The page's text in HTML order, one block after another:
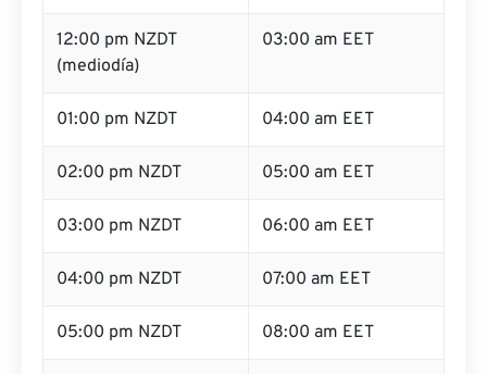
12:00 pm NZDT
(mediodía)
03:00 am EET
01:00 pm NZDT 04:00 am EET
02:00 pm NZDT 05:00 am EET
03:00 pm NZDT 06:00 am EET
04:00 pm NZDT 07:00 am EET
05:00 pm NZDT 08:00 am EET